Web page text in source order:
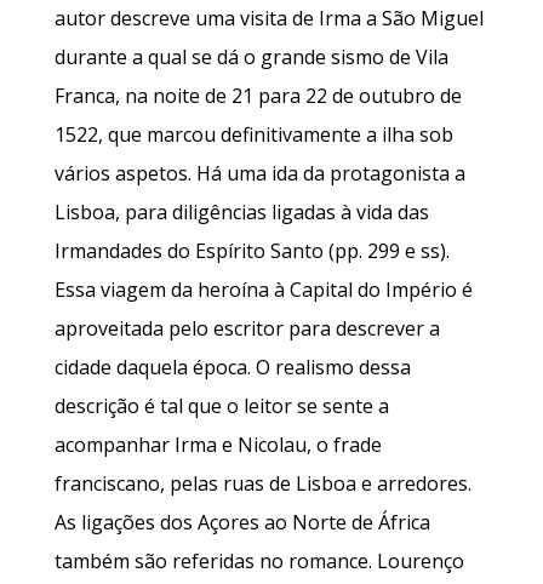
autor descreve uma visita de Irma a São Miguel
durante a qual se dá o grande sismo de Vila
Franca, na noite de 21 para 22 de outubro de
1522, que marcou definitivamente a ilha sob
vários aspetos. Há uma ida da protagonista a
Lisboa, para diligências ligadas à vida das
Irmandades do Espírito Santo (pp. 299 e ss).
Essa viagem da heroína à Capital do Império é
aproveitada pelo escritor para descrever a
cidade daquela época. O realismo dessa
descrição é tal que o leitor se sente a
acompanhar Irma e Nicolau, o frade
franciscano, pelas ruas de Lisboa e arredores.
As ligações dos Açores ao Norte de África
também são referidas no romance. Lourenço